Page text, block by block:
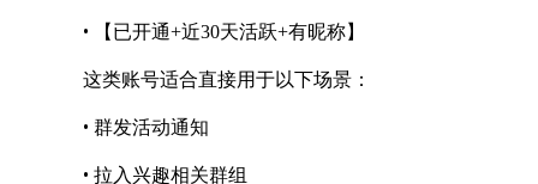
• 【已开通+近30天活跃+有昵称】
这类账号适合直接用于以下场景：
• 群发活动通知
• 拉入兴趣相关群组